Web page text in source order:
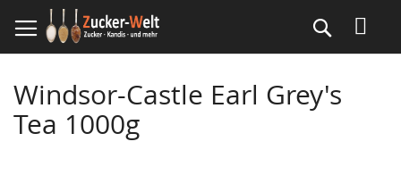
zum
Inhalt
Suche
Windsor-Castle Earl Grey's
Tea 1000g